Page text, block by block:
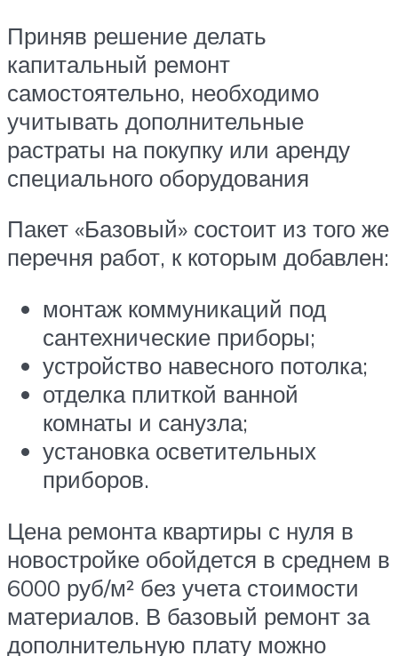
Приняв решение делать
капитальный ремонт
самостоятельно, необходимо
учитывать дополнительные
растраты на покупку или аренду
специального оборудования
Пакет «Базовый» состоит из того же
перечня работ, к которым добавлен:
монтаж коммуникаций под
сантехнические приборы;
устройство навесного потолка;
отделка плиткой ванной
комнаты и санузла;
установка осветительных
приборов.
Цена ремонта квартиры с нуля в
новостройке обойдется в среднем в
6000 руб/м² без учета стоимости
материалов. В базовый ремонт за
дополнительную плату можно